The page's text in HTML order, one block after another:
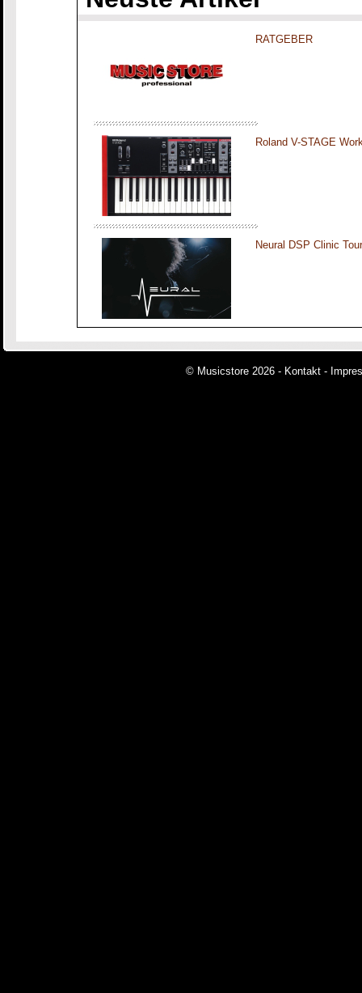
RATGEBER
Roland V-STAGE
Neural DSP Clinic
© Musicstore 2026 - Kontakt -